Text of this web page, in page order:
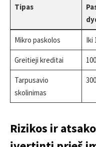
Tipas
Mikro paskolos Iki
Greitieji kreditai
Tarpusavio
skolinimas
Rizikos ir